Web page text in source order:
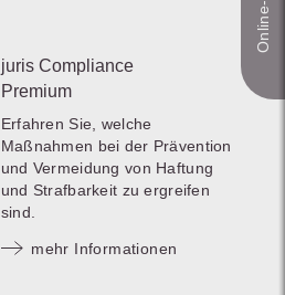
juris Compliance
Premium
Erfahren Sie, welche
Maßnahmen bei der Prävention
und Vermeidung von Haftung
und Strafbarkeit zu ergreifen
sind.
mehr Informationen